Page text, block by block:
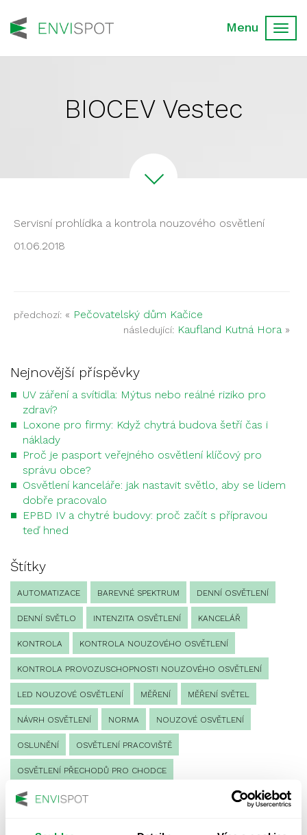
BIOCEV Vestec
Servisní prohlídka a kontrola nouzového osvětlení
01.06.2018
předchozí: « Pečovatelský dům Kačice
následující: Kaufland Kutná Hora»
Nejnovější příspěvky
UV záření a svítidla: Mýtus nebo reálné riziko pro
zdraví?
Loxone pro firmy: Když chytrá budova šetří čas i
náklady
Proč je pasport veřejného osvětlení klíčový pro
správu obce?
Osvětlení kanceláře: jak nastavit světlo, aby se lidem
dobře pracovalo
EPBD IV a chytré budovy: proč začít s přípravou
teď hned
Štítky
AUTOMATIZACE BAREVNÉ SPEKTRUM DENNÍ OSVĚTLENÍ
DENNÍ SVĚTLO INTENZITA OSVĚTLENÍ KANCELÁŘ
KONTROLA KONTROLA NOUZOVÉHO OSVĚTLENÍ
KONTROLA PROVOZUSCHOPNOSTI NOUZOVÉHO OSVĚTLENÍ
LED NOUZOVÉ OSVĚTLENÍ MĚŘENÍ MĚŘENÍ SVĚTEL
NÁVRH OSVĚTLENÍ NORMA NOUZOVÉ OSVĚTLENÍ
OSLUNĚNÍ OSVĚTLENÍ PRACOVIŠTĚ
OSVĚTLENÍ PŘECHODŮ PRO CHODCE
OSVĚTLENÍ SPORTOVIŠŤ